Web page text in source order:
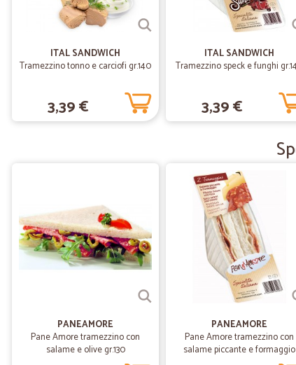
ITAL SANDWICH
Tramezzino tonno e carciofi gr.140
3,39 €
ITAL SANDWICH
Tramezzino speck e funghi
3,39 €
PANEAMORE
Pane Amore tramezzino con
salame e olive gr.130
PANEAMORE
Pane Amore tramezzino con
salame piccante e formaggio